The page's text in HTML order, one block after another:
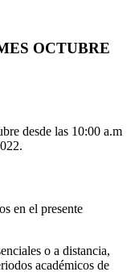
OCTUBRE
desde las 10:00 a.m
en el presente
o a distancia,
académicos de